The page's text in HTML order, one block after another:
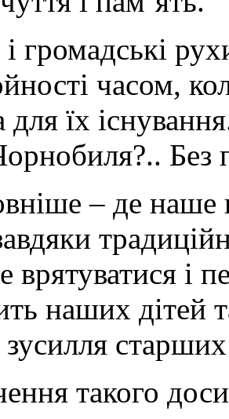
громадські
часом,
для їх
Без
– де
врятуватися і
наших дітей
старших
такого